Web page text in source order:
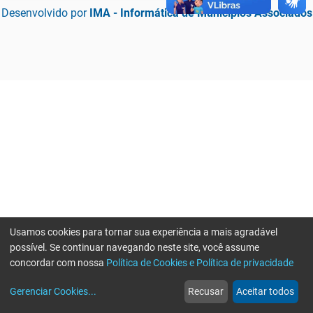
Desenvolvido por IMA - Informática de Municípios Associados
web
Notícias
more_horiz
Mais
Usamos cookies para tornar sua experiência a mais agradável
possível. Se continuar navegando neste site, você assume
concordar com nossa Política de Cookies e Política de privacidade
Gerenciar Cookies... Recusar Aceitar todos
Erro ao enviar informações, por favor tente novamente